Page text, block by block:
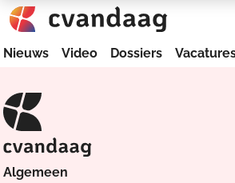
Nieuws Video Dossiers
Algemeen